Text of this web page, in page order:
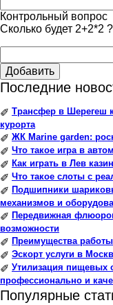
Контрольный вопрос
Сколько будет 2+2*2
Добавить
Последние
✐ Трансфер в Шерегеш
курорта
✐ ЖК Marine garden:
✐ Что такое игра в
✐ Как играть в Лев
✐ Что такое слоты с
✐ Подшипники
механизмов и
✐ Передвижная
возможности
✐ Преимущества
✐ Эскорт услуги в
✐ Утилизация пищевых
профессионально и
Популярные